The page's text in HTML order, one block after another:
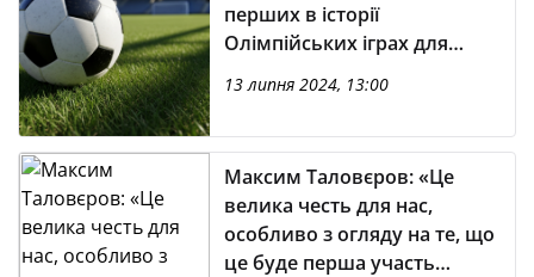
перших в історії
Олімпійських іграх для
13 липня 2024, 13:00
Максим Таловєров: «Це
велика честь для нас,
особливо з огляду на те, що
це буде перша участь